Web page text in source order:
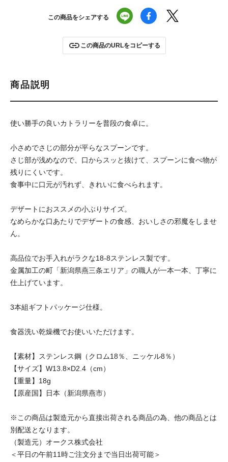
この商品をシェアする
この商品のURLをコピーする
商品説明
使い勝手の良いカトラリーを普段の食卓に。
小さめでさじの部分が平らなスプーンです。
さじ部が浅めなので、口からスッと抜けて、スプーンに食べ物が
残りにくいです。
食事中に口元が汚れず、きれいに食べられます。
デザートにおススメの小ぶりサイズ。
なめらかな口あたりでデザートの食感、おいしさの邪魔をしませ
ん。
高品位でお手入れがラクな18-8ステンレス製です。
金属加工の町「新潟県燕三条エリア」の職人が一本一本、丁寧に
仕上げています。
3本組ギフトパッケージ仕様。
食器洗い乾燥機でお使いいただけます。
【素材】ステンレス鋼（クロム18％、ニッケル8％）
【サイズ】W13.8×D2.4（cm）
【重量】18g
【原産国】日本（新潟県燕市）
※この商品は製造元から直接出荷される商品の為、他の商品とは
別配送となります。
（製造元）オークス株式会社
＜平日の午前11時ご注文分まで当日出荷可能＞